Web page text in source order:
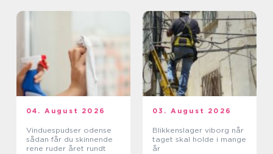
04. August 2026
Vinduespudser odense
sådan får du skinnende
rene ruder året rundt
03. August 2026
Blikkenslager viborg når
taget skal holde i mange
år